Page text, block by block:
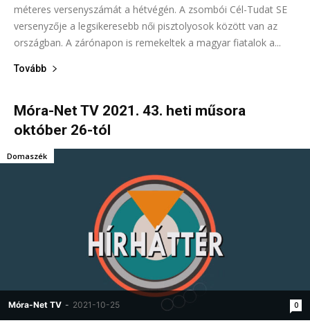
méteres versenyszámát a hétvégén. A zsombói Cél-Tudat SE
versenyzője a legsikeresebb női pisztolyosok között van az
országban. A zárónapon is remekeltek a magyar fiatalok a...
Tovább
Móra-Net TV 2021. 43. heti műsora
október 26-tól
Móra-Net TV - 2021-10-25 0
Domaszék